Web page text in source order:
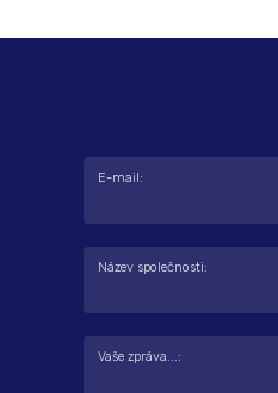
E-mail:
Název společnosti:
Vaše zpráva...: